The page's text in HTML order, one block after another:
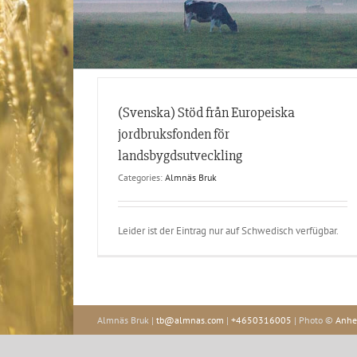
(Svenska) Stöd från Europeiska
jordbruksfonden för
landsbygdsutveckling
Categories: Almnäs Bruk
Leider ist der Eintrag nur auf Schwedisch verfügbar.
Almnäs Bruk | tb@almnas.com | +4650316005 | Photo ©